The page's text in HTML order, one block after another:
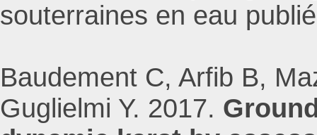
souterraines en eau
Baudement C, Arfib B,
Guglielmi Y. 2017.